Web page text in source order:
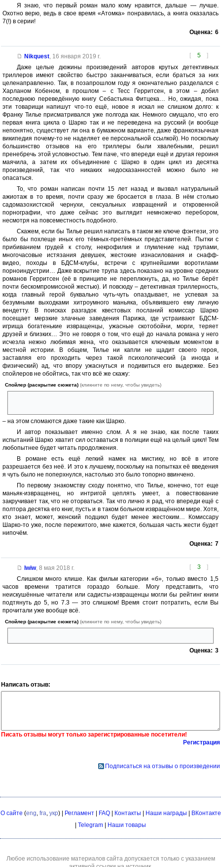
Я знаю, что первый роман мало кому нравится, дальше — лучше.
Охотно верю, ведь в свое время «Атомка» понравилась, а книга оказалась
7(!) в серии!
Оценка: 6
[ 5 ]
Nikquest, 16 января 2019 г.
Даже целые дюжины произведений авторов крутых детективных
триллеров имеют свойство быстро заканчиваться, если браться за них
целенаправленно. Так, в позапрошлом году я окончательно разделался с
Харланом Кобеном, в прошлом – с Тесс Герритсен, в этом – добил
последнюю переведённую книгу Себастьяна Фитцека… Но, ожидая, пока
эти товарищи напишут что-то ещё, новое я искал не слишком долго: к
Франку Тилье присматривался уже полгода как. Немного смущало, что его
первая книга цикла о Шарко так и не переведена на русский (и вообще
непонятно, существует ли она в бумажном варианте, даже франкоязычная
википедия почему-то не наделяет ее персональной ссылкой). Но поскольку
большинство отзывов на его триллеры были хвалебными, решил
пренебречь этой условностью. Тем паче, что впереди ещё и другая героиня
маячила, а затем их объединение с Шарко в один цикл из десятка
произведений, так что никаких недосказанностей можно было не
опасаться.
То, что роман написан почти 15 лет назад и вызвал натуральный
ажиотаж в то время, почти сразу же бросается в глаза. В нём столько
садомазохистской чернухи, сексуальных извращений и откровенной
порнографии, что даже сейчас это выглядит немножечко перебором,
несмотря на повсеместность подобного.
Скажем, если бы Тилье решил написать в таком же ключе фэнтези, это
было бы похлеще иных его тёмных-претёмных представителей. Пытки с
прибиванием грудей к столу, некрофилия и глумление над трупами,
многочасовые истязания девушек, жестокие изнасилования и снафф-
видео, походы в БДСМ-клубы, встречи с крупнейшими воротилами
порноиндустрии… Даже вскрытие трупа здесь показано на уровне средних
романов Герритсен (её в принципе не переплюнуть, да, но Тилье берёт
почти бескомпромиссной жестью). И повсюду – детективная триллерность,
когда главный герой буквально чуть-чуть опаздывает, не успевая за
безумными выходками хитроумного маньяка, объявившего ему личную
вендетту. В поисках разгадок квестовых посланий комиссар Шарко
посещает мерзкие злачные заведения Парижа, где устраивают БДСМ-
игрища богатенькие извращенцы, ужасные скотобойни, морги, теряет
друзей и близких… Это не говоря о том, что ещё до начала романа у него
исчезла нежно любимая жена, что оказывается ключевым моментом в
местной истории. В общем, Тилье ни капли не щадит своего героя,
заставляя его проходить через такой психологический (а иногда и
физический) ад, что впору ужаснуться и подивиться его выдержке. Без
спойлеров не обойтись, так что всё же скажу:
Спойлер (раскрытие сюжета) (кликните по нему, чтобы увидеть)
– на этом сломаются даже такие как Шарко.
И автор показывает именно слом. А я не знаю, как после таких
испытаний Шарко хватит сил оставаться в полиции ещё на целый цикл! Тем
любопытнее будет читать продолжения.
В романе есть ещё легкий намек на мистику, но всё в итоге
разрешается без неё. И это к лучшему, поскольку на попытках её введения
я чуть было не поперхнулся, настолько это было топорно ввинчено.
По первому знакомству сходу понятно, что Тилье, конечно, тот еще
маньяк-извращенец, но интригой цеплять умеет, а повествование
закручивает так, что не оторваться. Так что лично я рад, что впереди ещё с
полтора десятка его книг, пусть и в таком больном извращённом мире. Хотя,
кто знает, может, женский подцикл будет менее жестоким… Комиссару
Шарко-то уже, после пережитого, мне кажется, большая часть жести будет
нипочём.
Оценка: 7
[ 3 ]
lwiw, 8 мая 2018 г.
Слишком много клише. Как фильм категории «б», только вместо 1,5
часов времени тратится гораздо больше. Могу представить, что
неискушённые читатели или садисты-извращенцы могли бы рейтинг книги
подтянуть до 5, но 7.3 — это слишком! Время стоит потратить, если Вы
прочитали уже вообще всё.
Спойлер (раскрытие сюжета) (кликните по нему, чтобы увидеть)
Оценка: 3
Написать отзыв:
Писать отзывы могут только зарегистрированные посетители!
Регистрация
Подписаться на отзывы о произведении
О сайте (eng fra укр) | Регламент| FAQ| Контакты | Наши награды | ВКонтакте
| Telegram | Наши товары
Любое использование материалов сайта допускается только с указанием